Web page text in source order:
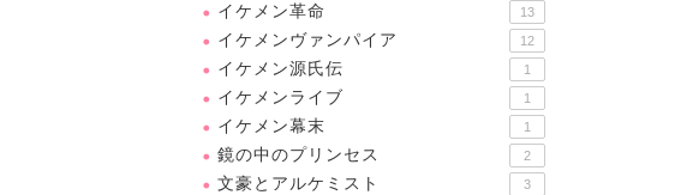
イケメン革命 13
イケメンヴァンパイア 12
イケメン源氏伝 1
イケメンライブ 1
イケメン幕末 1
鏡の中のプリンセス 2
文豪とアルケミスト 3